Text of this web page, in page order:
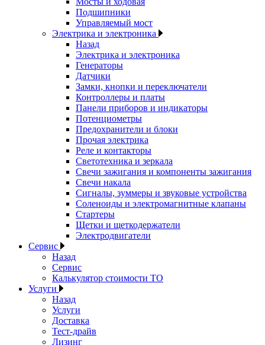
Подшипники
Управляемый мост
Электрика и электроника
Назад
Электрика и электроника
Генераторы
Датчики
Замки, кнопки и переключатели
Контроллеры и платы
Панели приборов и индикаторы
Потенциометры
Предохранители и блоки
Прочая электрика
Реле и контакторы
Светотехника и зеркала
Свечи зажигания и компоненты зажигания
Свечи накала
Сигналы, зуммеры и звуковые устройства
Соленоиды и электромагнитные клапаны
Стартеры
Щетки и щеткодержатели
Электродвигатели
Сервис
Назад
Сервис
Калькулятор стоимости ТО
Услуги
Назад
Услуги
Доставка
Тест-драйв
Лизинг